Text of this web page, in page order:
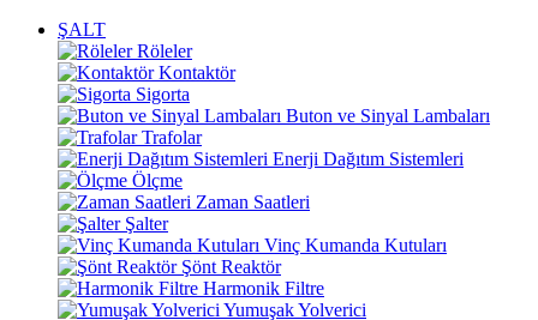
ŞALT
Röleler
Kontaktör
Sigorta
Buton ve Sinyal Lambaları
Trafolar
Enerji Dağıtım Sistemleri
Ölçme
Zaman Saatleri
Şalter
Vinç Kumanda Kutuları
Şönt Reaktör
Harmonik Filtre
Yumuşak Yolverici